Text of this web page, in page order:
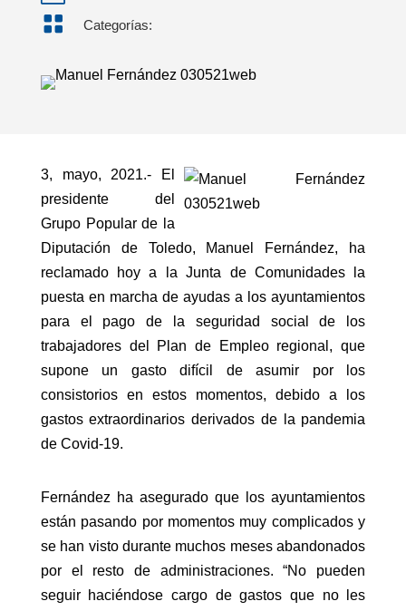
 Categorías:
3, mayo, 2021.- El
presidente del
Grupo Popular de la
Diputación de Toledo, Manuel Fernández, ha
reclamado hoy a la Junta de Comunidades la
puesta en marcha de ayudas a los ayuntamientos
para el pago de la seguridad social de los
trabajadores del Plan de Empleo regional, que
supone un gasto difícil de asumir por los
consistorios en estos momentos, debido a los
gastos extraordinarios derivados de la pandemia
de Covid-19.
Fernández ha asegurado que los ayuntamientos
están pasando por momentos muy complicados y
se han visto durante muchos meses abandonados
por el resto de administraciones. “No pueden
seguir haciéndose cargo de gastos que no les